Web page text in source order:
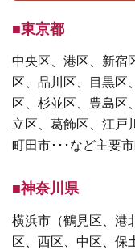
■東京都
中央区、港区、新宿
区、品川区、目黒区
区、杉並区、豊島区
立区、葛飾区、江戸
町田市･･･など主要
■神奈川県
横浜市（鶴見区、港
区、西区、中区、保